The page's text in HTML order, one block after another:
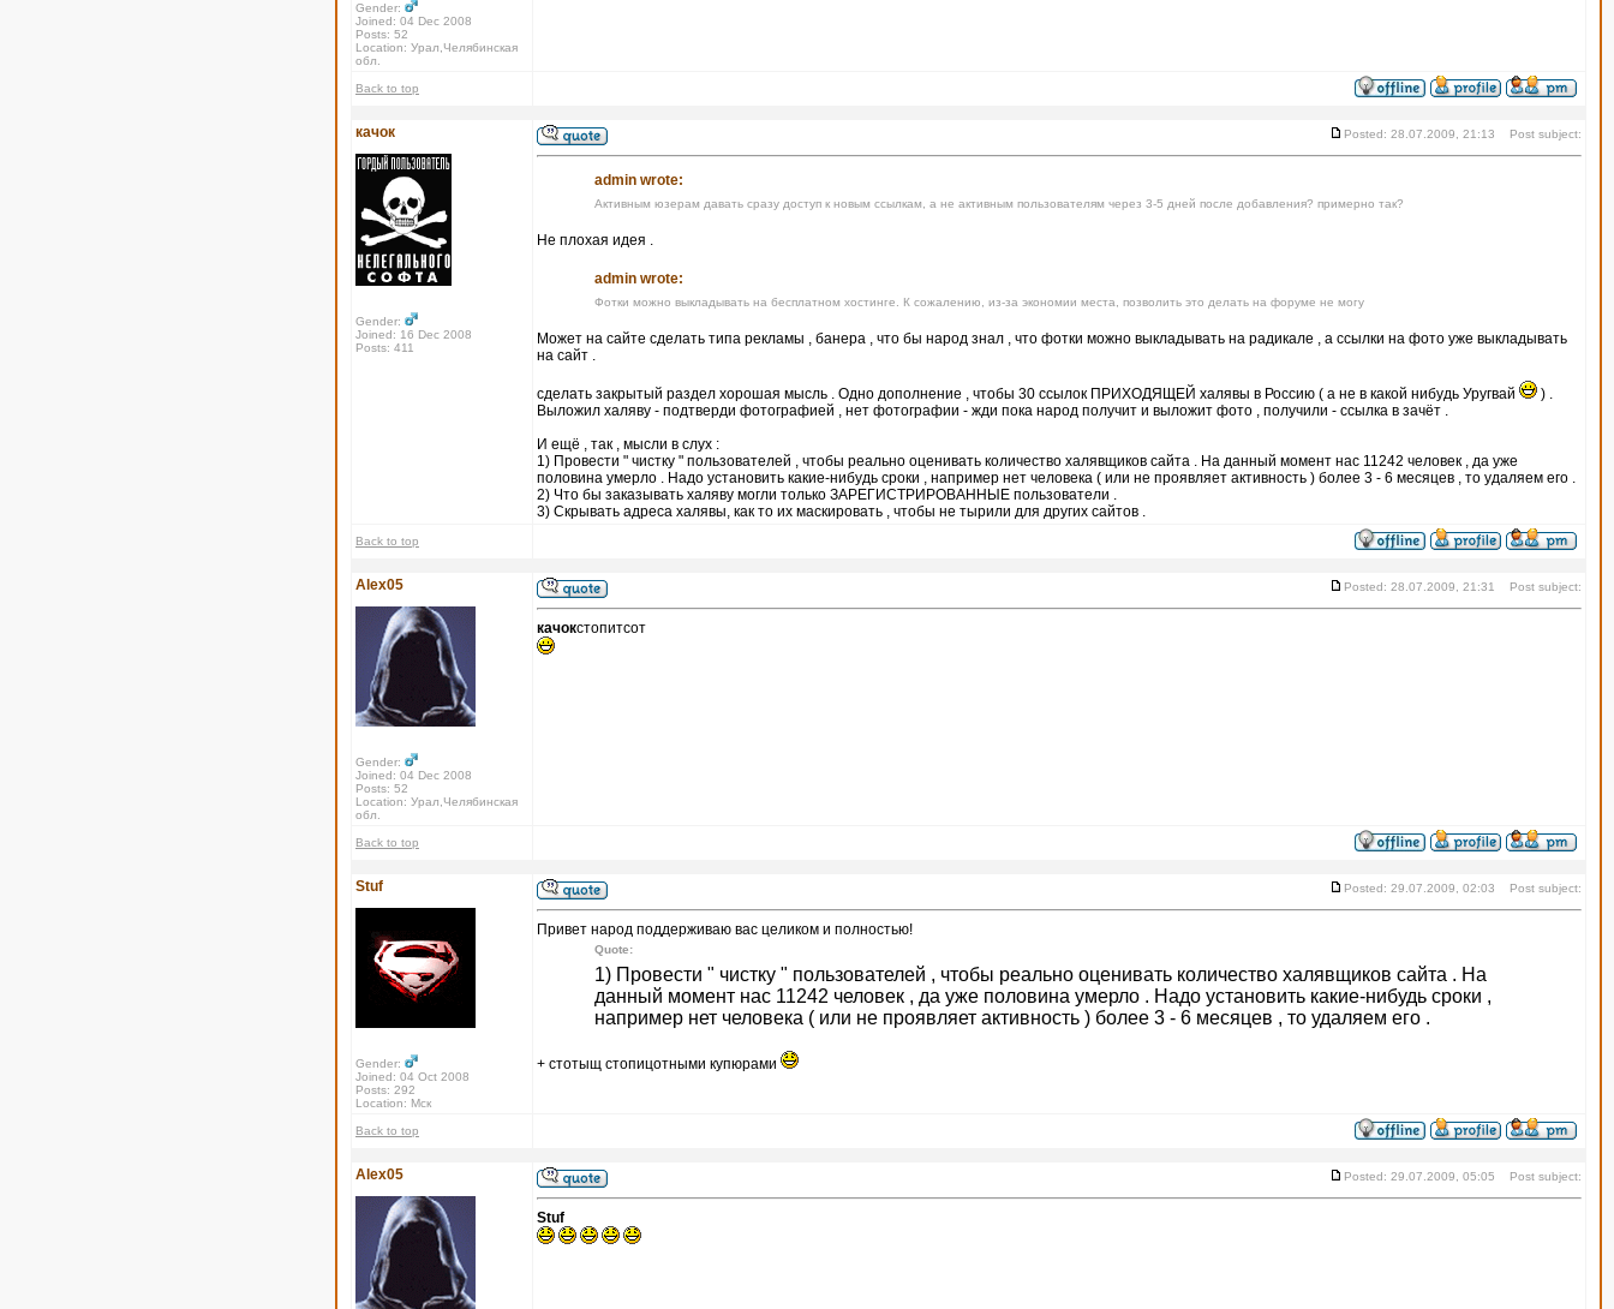
Gender:
Joined: 04 Dec 2008
Posts: 52
Location: Урал,Челябинская
обл.
Back to top
качок
Gender:
Joined: 16 Dec 2008
Posts: 411
Posted: 28.07.2009, 21:13 Post subject:
admin wrote:
Активным юзерам давать сразу доступ к новым ссылкам, а не активным пользователям через 3-5 дней после добавления? примерно так?
Не плохая идея .
admin wrote:
Фотки можно выкладывать на бесплатном хостинге. К сожалению, из-за экономии места, позволить это делать на форуме не могу
Может на сайте сделать типа рекламы , банера , что бы народ знал , что фотки можно выкладывать на радикале , а ссылки на фото уже выкладывать
на сайт .
сделать закрытый раздел хорошая мысль . Одно дополнение , чтобы 30 ссылок ПРИХОДЯЩЕЙ халявы в Россию ( а не в какой нибудь Уругвай
) .
Выложил халяву - подтверди фотографией , нет фотографии - жди пока народ получит и выложит фото , получили - ссылка в зачёт .
И ещё , так , мысли в слух :
1) Провести " чистку " пользователей , чтобы реально оценивать количество халявщиков сайта . На данный момент нас 11242 человек , да уже
половина умерло . Надо установить какие-нибудь сроки , например нет человека ( или не проявляет активность ) более 3 - 6 месяцев , то удаляем его .
2) Что бы заказывать халяву могли только ЗАРЕГИСТРИРОВАННЫЕ пользователи .
3) Скрывать адреса халявы, как то их маскировать , чтобы не тырили для других сайтов .
Back to top
Alex05
Gender:
Joined: 04 Dec 2008
Posts: 52
Location: Урал,Челябинская
обл.
Posted: 28.07.2009, 21:31 Post subject:
качокстопитсот
Back to top
Stuf
Gender:
Joined: 04 Oct 2008
Posts: 292
Location: Мск
Posted: 29.07.2009, 02:03 Post subject:
Привет народ поддерживаю вас целиком и полностью!
Quote:
1) Провести " чистку " пользователей , чтобы реально оценивать количество халявщиков сайта . На
данный момент нас 11242 человек , да уже половина умерло . Надо установить какие-нибудь сроки ,
например нет человека ( или не проявляет активность ) более 3 - 6 месяцев , то удаляем его .
+ стотыщ стопицотными купюрами
Back to top
Alex05 Posted: 29.07.2009, 05:05 Post subject:
Stuf